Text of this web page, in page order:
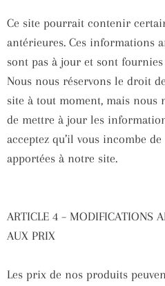
Ce site pourrait contenir
antérieures. Ces informations
sont pas à jour et sont
Nous nous réservons le droit
site à tout moment, mais nous
de mettre à jour les
acceptez qu’il vous incombe
apportées à notre site.
ARTICLE 4 – MODIFICATIONS
AUX PRIX
Les prix de nos produits